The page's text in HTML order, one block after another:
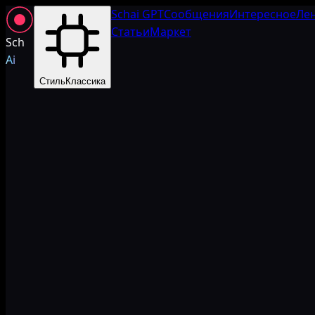
Sch
Ai
СтильКлассика
Schai GPTСообщенияИнтересное
СтатьиМаркет